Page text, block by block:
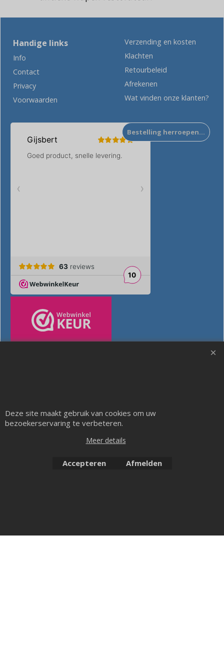
Handige links
Info
Contact
Privacy
Voorwaarden
Verzending en kosten
Klachten
Retourbeleid
Afrekenen
Wat vinden onze klanten?
Bestelling herroepen…
Deze site maakt gebruik van cookies om uw
bezoekerservaring te verbeteren.
Meer details
Accepteren Afmelden